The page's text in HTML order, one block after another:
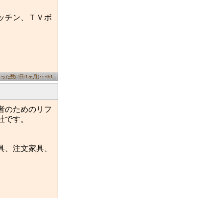
チン、ＴＶボ
た数(7日/1ヶ月)･･･0/1
のためのリフ
す。
注文家具、